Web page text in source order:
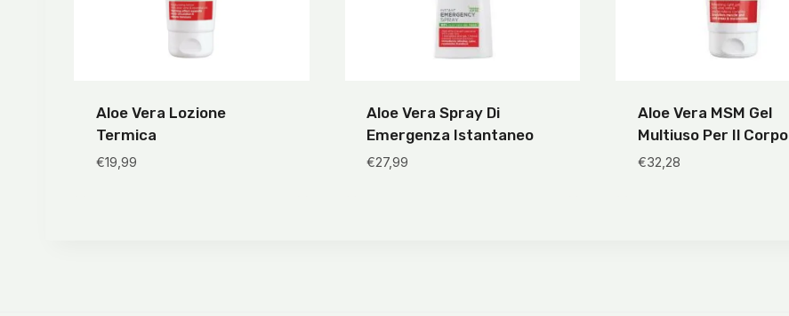
Aloe Vera Lozione
Termica
€19,99
Aloe Vera Spray Di
Emergenza Istantaneo
€27,99
Aloe Vera MSM Gel
Multiuso Per Il Corpo
€32,28